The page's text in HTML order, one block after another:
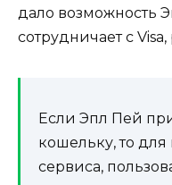
дало возможность
сотрудничает с
Если Эпл Пей
кошельку, то
сервиса,